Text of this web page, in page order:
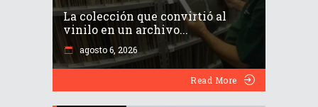
La colección que convirtió al
vinilo en un archivo...
agosto 6, 2026
Read More